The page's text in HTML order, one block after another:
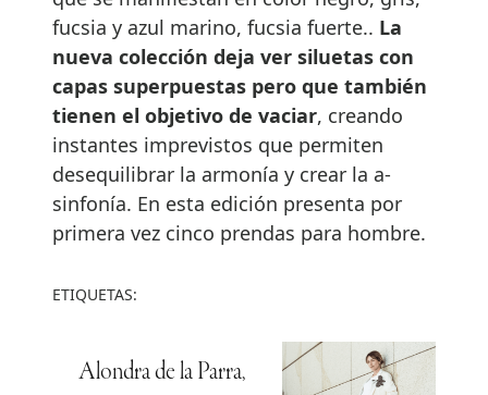
fucsia y azul marino, fucsia fuerte.. La
nueva colección deja ver siluetas con
capas superpuestas pero que también
tienen el objetivo de vaciar, creando
instantes imprevistos que permiten
desequilibrar la armonía y crear la a-
sinfonía. En esta edición presenta por
primera vez cinco prendas para hombre.
ETIQUETAS:
Alondra de la Parra,